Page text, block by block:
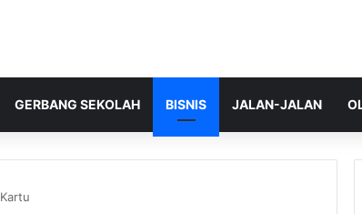
GERBANG SEKOLAH BISNIS JALAN-JALAN